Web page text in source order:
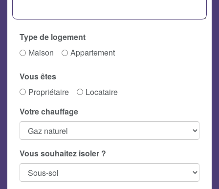
Type de logement
Maison
Appartement
Vous êtes
Propriétaire
Locataire
Votre chauffage
Vous souhaitez isoler ?